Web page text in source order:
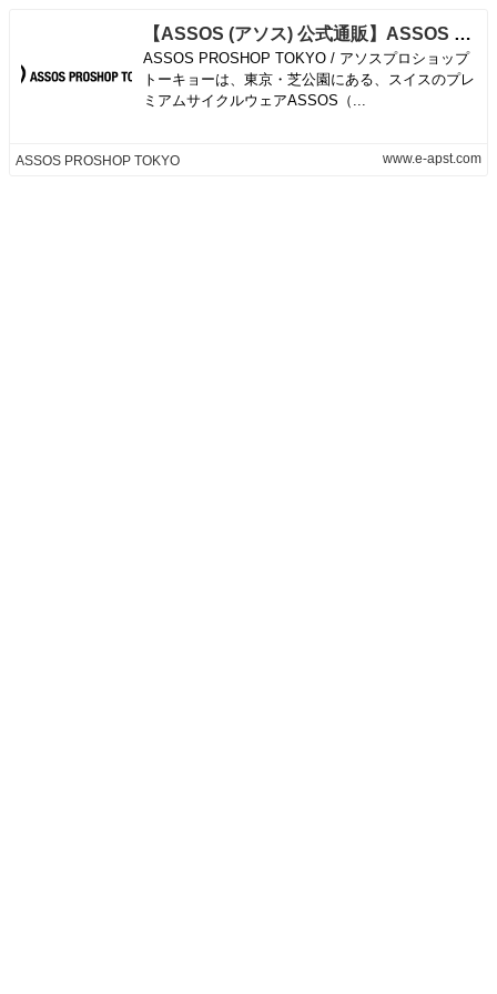
【ASSOS (アソス) 公式通販】ASSOS PROSHOP TOKYO - アソスプロショップトーキョー オフィシャルオンラインストア
ASSOS PROSHOP TOKYO / アソスプロショップ
トーキョーは、東京・芝公園にある、スイスのプレ
ミアムサイクルウェアASSOS（...
ASSOS PROSHOP TOKYO www.e-apst.com